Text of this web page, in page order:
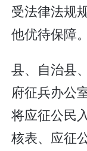
受法律法规
他优待保障。
县、自治县
府征兵办公
将应征公民
核表、应征